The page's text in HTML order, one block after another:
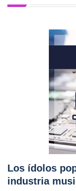
Los ídolos
industria